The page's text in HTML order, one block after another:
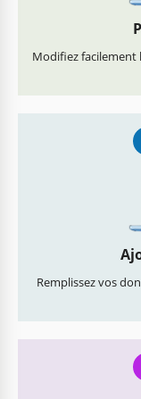
Modifiez facilement
Remplissez vos